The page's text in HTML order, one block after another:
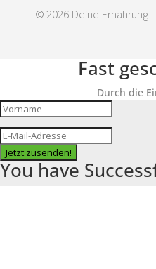
© 2026 Deine Ernährung
Fast
Durch die
Jetzt zusenden!
You have